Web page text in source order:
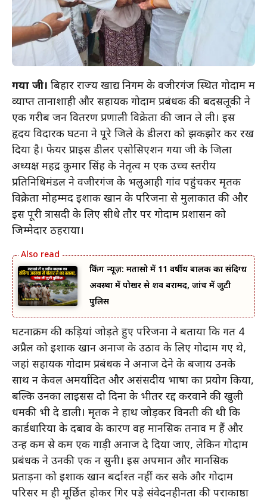
गया जी। बिहार राज्य खाद्य निगम के वजीरगंज स्थित गोदाम में
व्याप्त तानाशाही और सहायक गोदाम प्रबंधक की बदसलूकी ने
एक गरीब जन वितरण प्रणाली विक्रेता की जान ले ली। इस
हृदय विदारक घटना ने पूरे जिले के डीलरों को झकझोर कर रख
दिया है। फेयर प्राइस डीलर एसोसिएशन गया जी के जिला
अध्यक्ष महेंद्र कुमार सिंह के नेतृत्व में एक उच्च स्तरीय
प्रतिनिधिमंडल ने वजीरगंज के भलुआही गांव पहुंचकर मृतक
विक्रेता मोहम्मद इशाक खान के परिजनों से मुलाकात की और
इस पूरी त्रासदी के लिए सीधे तौर पर गोदाम प्रशासन को
जिम्मेदार ठहराया।
ब्रेकिंग न्यूज़: मतासो में 11 वर्षीय बालक का संदिग्ध
अवस्था में पोखर से शव बरामद, जांच में जुटी
पुलिस
घटनाक्रम की कड़ियां जोड़ते हुए परिजनों ने बताया कि गत 4
अप्रैल को इशाक खान अनाज के उठाव के लिए गोदाम गए थे,
जहां सहायक गोदाम प्रबंधक ने अनाज देने के बजाय उनके
साथ न केवल अमर्यादित और असंसदीय भाषा का प्रयोग किया,
बल्कि उनका लाइसेंस दो दिनों के भीतर रद्द करवाने की खुली
धमकी भी दे डाली। मृतक ने हाथ जोड़कर विनती की थी कि
कार्डधारियों के दबाव के कारण वह मानसिक तनाव में हैं और
उन्हें कम से कम एक गाड़ी अनाज दे दिया जाए, लेकिन गोदाम
प्रबंधक ने उनकी एक न सुनी। इस अपमान और मानसिक
प्रताड़ना को इशाक खान बर्दाश्त नहीं कर सके और गोदाम
परिसर में ही मूर्छित होकर गिर पड़े संवेदनहीनता की पराकाष्ठा